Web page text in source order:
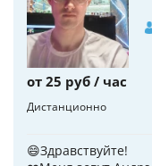
от 25 руб / час
Дистанционно
😄Здравствуйте!